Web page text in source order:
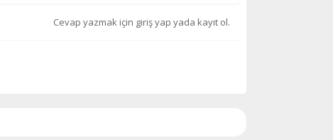
Cevap yazmak için giriş yap yada kayıt ol.